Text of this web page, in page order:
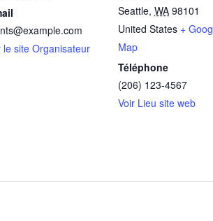
le site Organisateur
Seattle, WA 98101
United States +
Map
Téléphone
(206) 123-4567
Voir Lieu site web